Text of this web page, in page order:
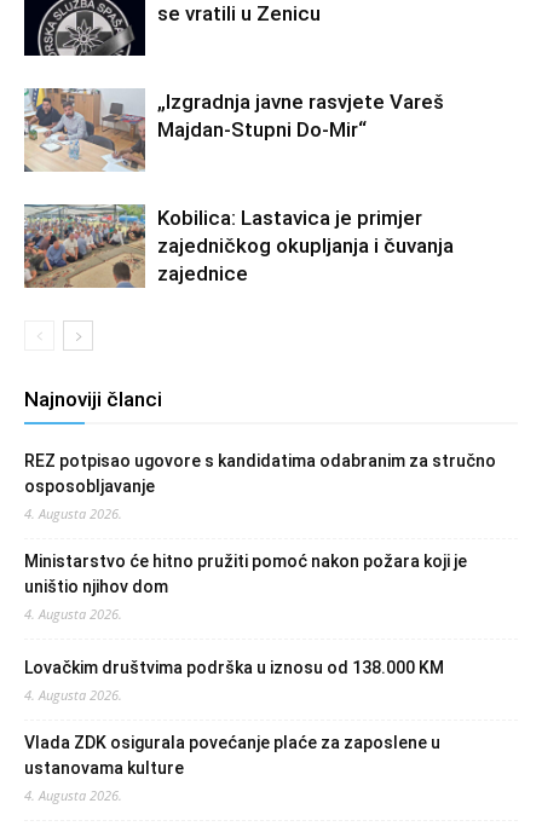
se vratili u Zenicu
„Izgradnja javne rasvjete Vareš
Majdan-Stupni Do-Mir“
Kobilica: Lastavica je primjer
zajedničkog okupljanja i čuvanja
zajednice
Najnoviji članci
REZ potpisao ugovore s kandidatima odabranim za stručno
osposobljavanje
4. Augusta 2026.
Ministarstvo će hitno pružiti pomoć nakon požara koji je
uništio njihov dom
4. Augusta 2026.
Lovačkim društvima podrška u iznosu od 138.000 KM
4. Augusta 2026.
Vlada ZDK osigurala povećanje plaće za zaposlene u
ustanovama kulture
4. Augusta 2026.